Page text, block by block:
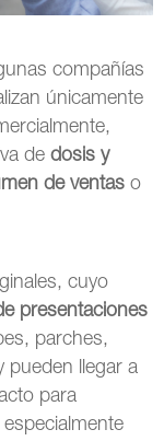
compañías
únicamente
de dosis y
de ventas o
cuyo
presentaciones
parches,
pueden llegar a
para